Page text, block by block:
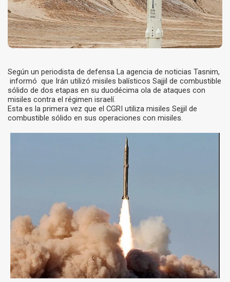
Según un periodista de defensa La agencia de noticias Tasnim,
informó que Irán utilizó misiles balísticos Sajjil de combustible
sólido de dos etapas en su duodécima ola de ataques con
misiles contra el régimen israelí.
Esta es la primera vez que el CGRI utiliza misiles Sejjil de
combustible sólido en sus operaciones con misiles.